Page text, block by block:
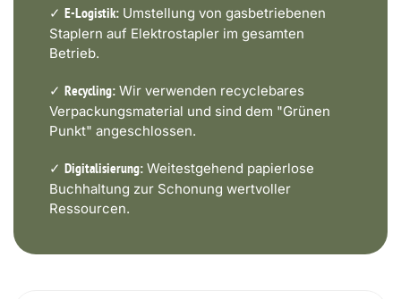
✓ E-Logistik: Umstellung von gasbetriebenen
Staplern auf Elektrostapler im gesamten
Betrieb.
✓ Recycling: Wir verwenden recyclebares
Verpackungsmaterial und sind dem "Grünen
Punkt" angeschlossen.
✓ Digitalisierung: Weitestgehend papierlose
Buchhaltung zur Schonung wertvoller
Ressourcen.